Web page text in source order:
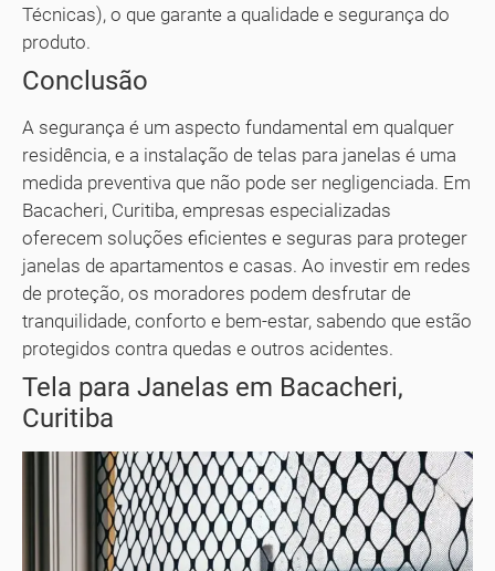
Técnicas), o que garante a qualidade e segurança do
produto.
Conclusão
A segurança é um aspecto fundamental em qualquer
residência, e a instalação de telas para janelas é uma
medida preventiva que não pode ser negligenciada. Em
Bacacheri, Curitiba, empresas especializadas
oferecem soluções eficientes e seguras para proteger
janelas de apartamentos e casas. Ao investir em redes
de proteção, os moradores podem desfrutar de
tranquilidade, conforto e bem-estar, sabendo que estão
protegidos contra quedas e outros acidentes.
Tela para Janelas em Bacacheri,
Curitiba